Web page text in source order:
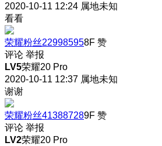
2020-10-11 12:24 属地未知
看看
荣耀粉丝229985958F 赞
评论 举报
LV5荣耀20 Pro
2020-10-11 12:37 属地未知
谢谢
荣耀粉丝413887289F 赞
评论 举报
LV2荣耀20 Pro